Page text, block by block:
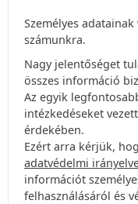
Személyes
számunkra.
Nagy jelentőséget
összes információ
Az egyik
intézkedéseket
érdekében.
Ezért arra kérjük,
adatvédelmi
információt
felhasználásáról és